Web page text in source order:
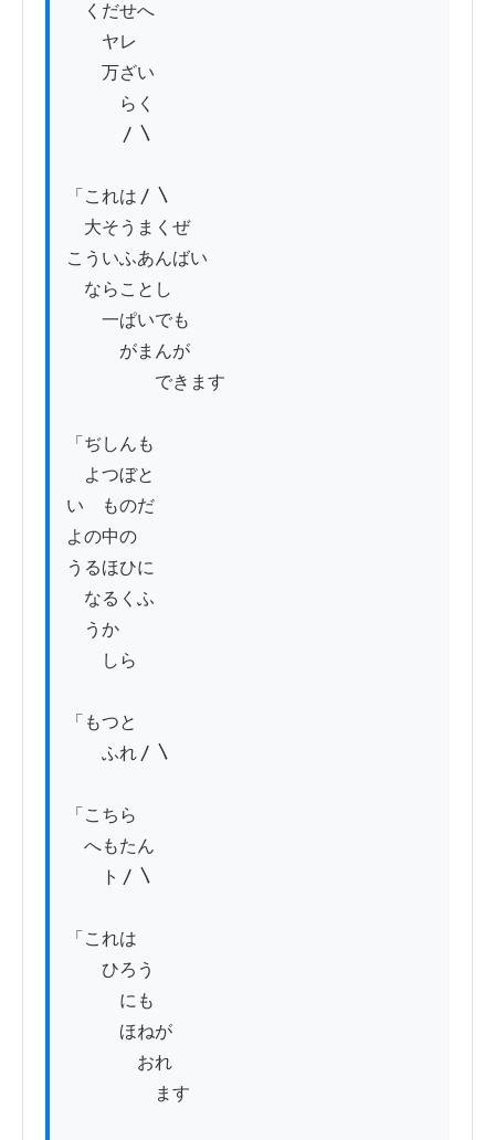
くだせへ
ヤレ
万ざい
らく
〳〵
「これは〳〵
大そうまくぜ
こういふあんばい
ならことし
一ぱいでも
がまんが
できます
「ぢしんも
よつぼと
いゝものだ
よの中の
うるほひに
なるくふ
うか
しら
「もつと
ふれ〳〵
「こちら
へもたん
ト〳〵
「これは
ひろう
にも
ほねが
おれ
ます